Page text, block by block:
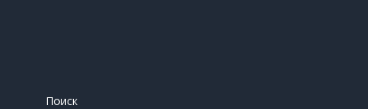
Поиск